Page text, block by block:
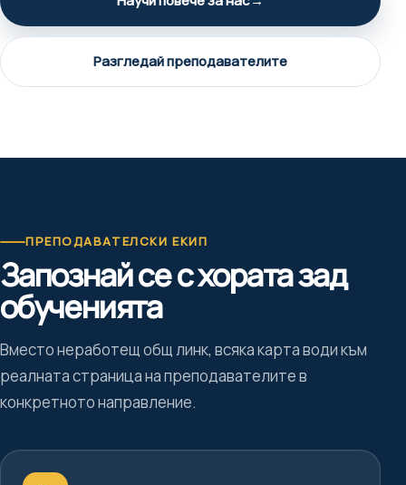
Разгледай преподавателите
ПРЕПОДАВАТЕЛСКИ ЕКИП
Запознай се с хората зад
обученията
Вместо неработещ общ линк, всяка карта води към
реалната страница на преподавателите в
конкретното направление.